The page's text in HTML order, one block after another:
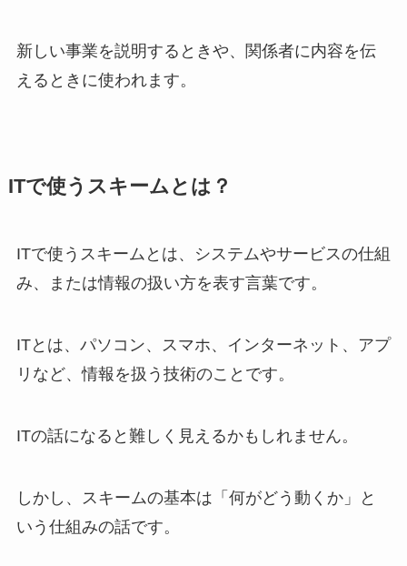
新しい事業を説明するときや、関係者に内容を伝
えるときに使われます。
ITで使うスキームとは？
ITで使うスキームとは、システムやサービスの仕組
み、または情報の扱い方を表す言葉です。
ITとは、パソコン、スマホ、インターネット、アプ
リなど、情報を扱う技術のことです。
ITの話になると難しく見えるかもしれません。
しかし、スキームの基本は「何がどう動くか」と
いう仕組みの話です。